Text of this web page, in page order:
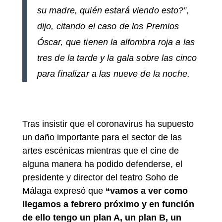
su madre, quién estará viendo esto?”,
dijo, citando el caso de los Premios
Óscar, que tienen la alfombra roja a las
tres de la tarde y la gala sobre las cinco
para finalizar a las nueve de la noche.
Tras insistir que el coronavirus ha supuesto
un daño importante para el sector de las
artes escénicas mientras que el cine de
alguna manera ha podido defenderse, el
presidente y director del teatro Soho de
Málaga expresó que “vamos a ver como
llegamos a febrero próximo y en función
de ello tengo un plan A, un plan B, un